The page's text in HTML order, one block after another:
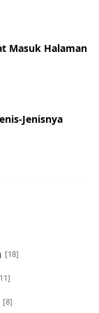
Masuk Halaman
Jenisnya
[18]
[8]